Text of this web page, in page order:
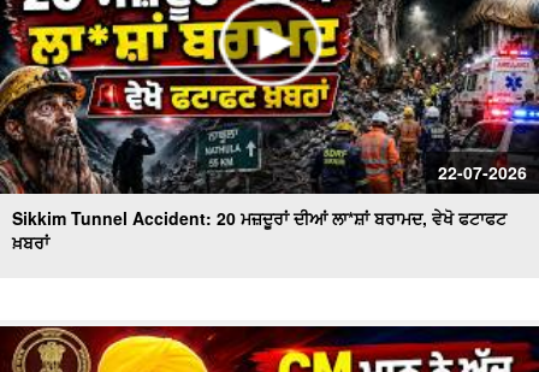
22-07-2026
Sikkim Tunnel Accident: 20 ਮਜ਼ਦੂਰਾਂ ਦੀਆਂ ਲਾ*ਸ਼ਾਂ ਬਰਾਮਦ, ਵੇਖੋ ਫਟਾਫਟ
ਖ਼ਬਰਾਂ